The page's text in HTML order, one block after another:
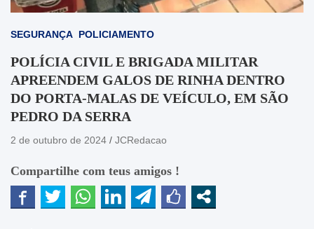
SEGURANÇA POLICIAMENTO
POLÍCIA CIVIL E BRIGADA MILITAR
APREENDEM GALOS DE RINHA DENTRO
DO PORTA-MALAS DE VEÍCULO, EM SÃO
PEDRO DA SERRA
2 de outubro de 2024 JCRedacao
Compartilhe com teus amigos !